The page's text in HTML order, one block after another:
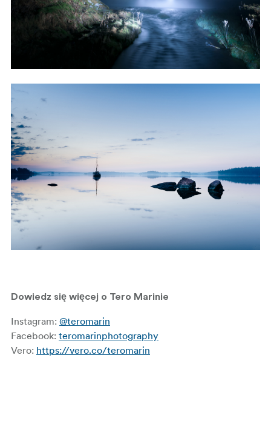
Dowiedz się więcej o Tero Marinie
Instagram: @teromarin
Facebook: teromarinphotography
Vero: https://vero.co/teromarin